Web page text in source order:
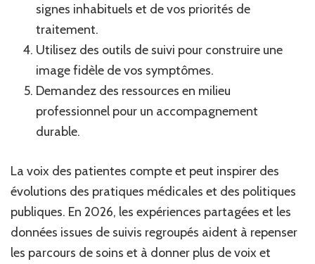
signes inhabituels et de vos priorités de
traitement.
Utilisez des outils de suivi pour construire une
image fidèle de vos symptômes.
Demandez des ressources en milieu
professionnel pour un accompagnement
durable.
La voix des patientes compte et peut inspirer des
évolutions des pratiques médicales et des politiques
publiques. En 2026, les expériences partagées et les
données issues de suivis regroupés aident à repenser
les parcours de soins et à donner plus de voix et